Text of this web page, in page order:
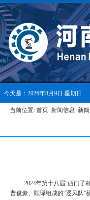
今天是：2026年8月9日 星期日
当前位置: 首页 新闻信息 新
2024年第十八届“西门子
曹俊豪、顾译组成的“逐风队”